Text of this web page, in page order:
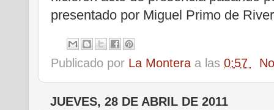
presentado por Miguel Primo de
Publicado por La Montera a las 0:57
JUEVES, 28 DE ABRIL DE 2011